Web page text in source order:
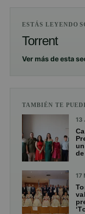
ESTÁS LEYENDO
Torrent
Ver más de esta
TAMBIÉN TE
13
17